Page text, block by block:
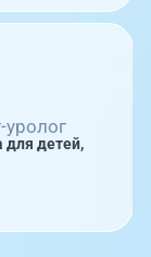
уролог
для детей,